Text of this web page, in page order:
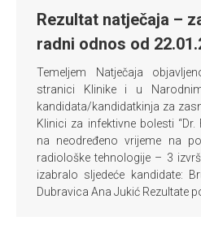
Rezultat natječaja –
radni odnos od
Temeljem Natječaja
stranici Klinike i u
kandidata/kandidatkinja za
Klinici za infektivne bolesti “Dr.
na neodređeno vrijeme na
radiološke tehnologije – 3
izabralo sljedeće kandidate:
Dubravica Ana Jukić Rezultate